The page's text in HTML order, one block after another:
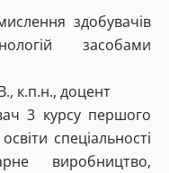
здобувачів
засобами
к.п.н., доцент
3 курсу першого
спеціальності
виробництво,